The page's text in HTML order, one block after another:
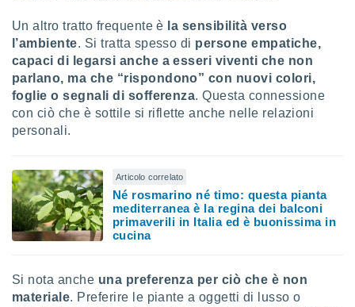
cookie
sito
il
su
e/o
dati
creare
la
Un altro tratto frequente è la sensibilità verso
l’ambiente. Si tratta spesso di persone empatiche,
capaci di legarsi anche a esseri viventi che non
parlano, ma che “rispondono” con nuovi colori,
foglie o segnali di sofferenza. Questa connessione
con ciò che è sottile si riflette anche nelle relazioni
personali.
Articolo correlato
Né rosmarino né timo: questa pianta
mediterranea è la regina dei balconi
primaverili in Italia ed è buonissima in
cucina
Si nota anche una preferenza per ciò che è non
materiale. Preferire le piante a oggetti di lusso o